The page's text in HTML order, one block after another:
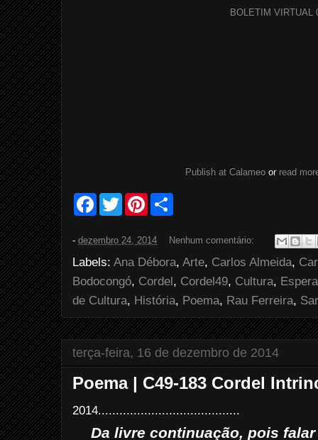
BOLETIM VIRTUAL
Publish at Calameo or read
F
b
o
k
T
w
t
r
P
e
r
e
s
e
- dezembro 24, 2014 Nenhum comentário:
Labels: Ana Débora, Arte, Carlos Almeida,
Bodocongó, Cordel, Cordel49, Cultura,
de Cultura, História, Poema, Rau Ferreira,
terça-feira, 16 de dezembro de 2014
Poema | C49-183 Cordel
2014........................................
Da livre continuação, pois